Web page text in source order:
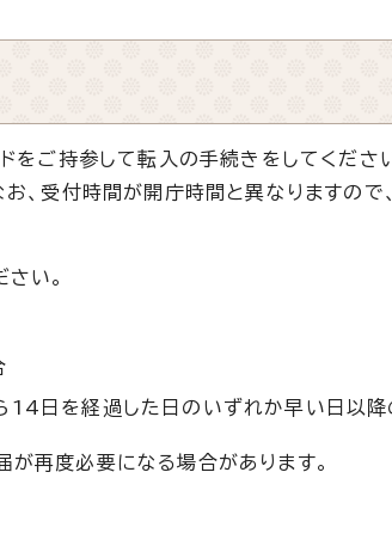
をご持参して転入の手続きをしてくださ
、受付時間が開庁時間と異なりますので
い。
14日を経過した日のいずれか早い日以降
再度必要になる場合があります。